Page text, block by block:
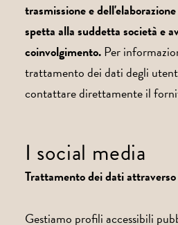
trasmissione e
spetta alla suddetta società e
coinvolgimento.Per
trattamento dei dati degli
contattare direttamente il
I social media
Trattamento dei dati
Gestiamo profili accessibili